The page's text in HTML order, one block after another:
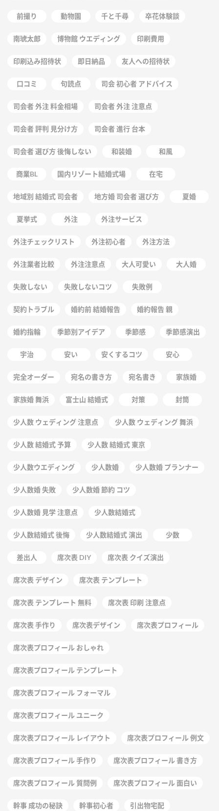
前撮り 動物園 千と千尋 卒花体験談
南琥太郎 博物館 ウエディング 印刷費用
印刷込み招待状 即日納品 友人への招待状
口コミ 句読点 司会 初心者 アドバイス
司会者 外注 料金相場 司会者 外注 注意点
司会者 評判 見分け方 司会者 進行 台本
司会者 選び方 後悔しない 和装婚 和風
商業BL 国内リゾート結婚式場 在宅
地域別 結婚式 司会者 地方婚 司会者 選び方 夏婚
夏挙式 外注 外注サービス
外注チェックリスト 外注初心者 外注方法
外注業者比較 外注注意点 大人可愛い 大人婚
失敗しない 失敗しないコツ 失敗例
契約トラブル 婚約前 結婚報告 婚約報告 親
婚約指輪 季節別アイデア 季節感 季節感演出
宇治 安い 安くするコツ 安心
完全オーダー 宛名の書き方 宛名書き 家族婚
家族婚 舞浜 富士山 結婚式 対策 封筒
少人数 ウェディング 注意点 少人数 ウェディング 舞浜
少人数 結婚式 予算 少人数 結婚式 東京
少人数ウエディング 少人数婚 少人数婚 プランナー
少人数婚 失敗 少人数婚 節約 コツ
少人数婚 見学 注意点 少人数結婚式
少人数結婚式 後悔 少人数結婚式 演出 少数
差出人 席次表 DIY 席次表 クイズ演出
席次表 デザイン 席次表 テンプレート
席次表 テンプレート 無料 席次表 印刷 注意点
席次表 手作り 席次表デザイン 席次表プロフィール
席次表プロフィール おしゃれ
席次表プロフィール テンプレート
席次表プロフィール フォーマル
席次表プロフィール ユニーク
席次表プロフィール レイアウト 席次表プロフィール 例文
席次表プロフィール 手作り 席次表プロフィール 書き方
席次表プロフィール 質問例 席次表プロフィール 面白い
幹事 成功の秘訣 幹事初心者 引出物宅配